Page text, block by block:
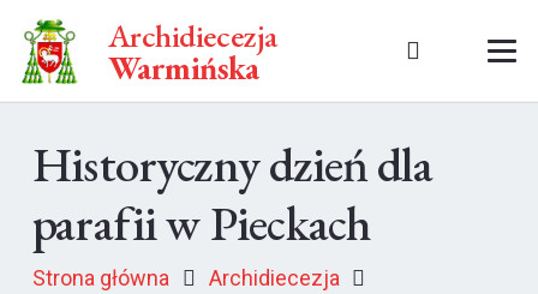
Archidiecezja
Warmińska
Historyczny dzień dla
parafii w Pieckach
Strona główna
Archidiecezja